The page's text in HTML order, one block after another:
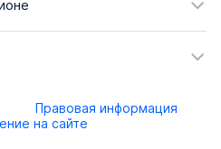
Правовая информация
на сайте